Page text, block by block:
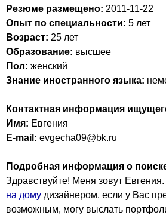
Резюме размещено: 2011-11-22
Опыт по специальности: 5 лет
Возраст: 25 лет
Образование: высшее
Пол: женский
Знание иностранного языка:
Контактная информация
Имя: Евгения
E-mail: evgecha09@bk.ru
Подробная информация о
Здравствуйте! Меня зовут
на дому дизайнером. если у Вас
возможным, могу выслать